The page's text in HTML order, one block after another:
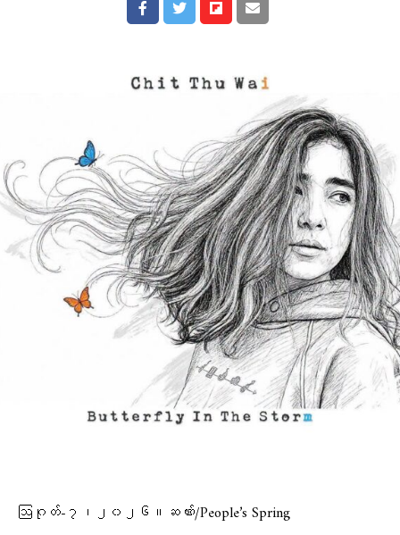
ဩဂုတ်-၇၊၂၀၂၆။ဆဏ်း/People’s Spring